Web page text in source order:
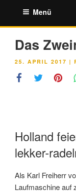
springen
Menü
Das
25. APRIL 2017 |
Holland
lekker-
Als Karl Freiherr
Laufmaschine auf